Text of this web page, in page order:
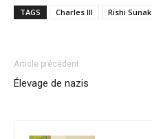
TAGS Charles III Rishi Sunak
Article précédent
Élevage de nazis